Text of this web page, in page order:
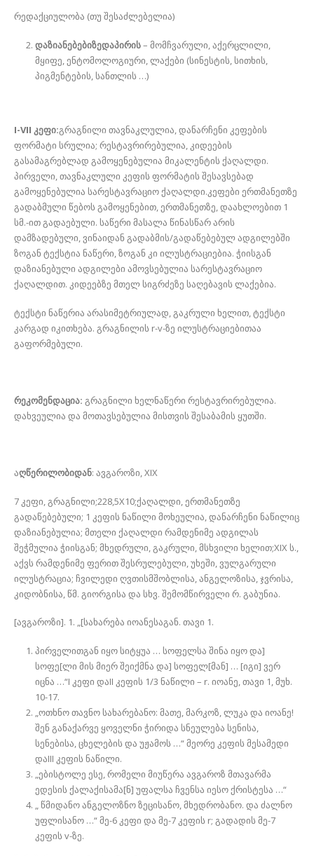
რედაქციულობა (თუ შესაძლებელია)
დაზიანებებიზედაპირის– მომჩვარული, აქერცლილი,
მყიფე, ენტომოლოგიური, ლაქები (სინესტის, სითხის,
პიგმენტების, სანთლის …)
I-VII კეფი:გრაგნილი თავნაკლულია, დანარჩენი კეფების
ფორმატი სრულია; რესტავრირებულია, კიდეების
გასამაგრებლად გამოყენებულია მიკალენტის ქაღალდი.
პირველი, თავნაკლული კეფის ფორმატის შესავსებად
გამოყენებულია სარესტავრაციო ქაღალდი.კეფები ერთმანეთზე
გადაბმული წებოს გამოყენებით, ერთმანეთზე, დაახლოებით 1
სმ.-ით გადაებული. საწერი მასალა წინასწარ არის
დამზადებული, ვინაიდან გადაბმის/გადაწებებულ ადგილებში
ზოგან ტექსტია ნაწერი, ზოგან კი ილუსტრაციებია. ჭიისგან
დაზიანებული ადგილები ამოვსებულია სარესტავრაციო
ქაღალდით. კიდეებზე მთელ სიგრძეზე საღებავის ლაქებია.
ტექსტი ნაწერია არასიმეტრიულად, გაკრული ხელით, ტექსტი
კარგად იკითხება. გრაგნილის r-v-ზე ილუსტრაციებითაა
გაფორმებული.
რეკომენდაცია: გრაგნილი ხელნაწერი რესტავრირებულია.
დახვეულია და მოთავსებულია მისთვის შესაბამის ყუთში.
აღწერილობიდან: ავგაროზი, XIX
7 კეფი, გრაგნილი;228,5X10;ქაღალდი, ერთმანეთზე
გადაწებებული; 1 კეფის ნაწილი მოხეულია, დანარჩენი ნაწილიც
დაზიანებულია; მთელი ქაღალდი რამდენიმე ადგილას
შეჭმულია ჭიისგან; მხედრული, გაკრული, მსხვილი ხელით;XIX ს.,
აქვს რამდენიმე ფერით შესრულებული, უხეში, ვულგარული
ილუსტრაცია; ჩვილედი ღვთისმშობლისა, ანგელოზისა, ჯვრისა,
კიდობნისა, წმ. გიორგისა და სხვ. შემომწირველი რ. გაბუნია.
[ავგაროზი]. 1. „[სახარება იოანესაგან. თავი 1.
პირველითგან იყო სიტყუა … სოფელსა შინა იყო და]
სოფე[ლი მის მიერ შეიქმნა და] სოფელ[მან] … [იგი] ვერ
იცნა …“I კეფი დაII კეფის 1/3 ნაწილი – r. იოანე, თავი 1, მუხ.
10-17.
„ოთხნო თავნო სახარებანო: მათე, მარკოზ, ლუკა და იოანე!
შენ განაქარვე ყოველნი ჭირიდა სნეულება სენისა,
სენებისა, ცხელების და უჟამოს …“ მეორე კეფის მესამედი
დაIII კეფის ნაწილი.
„ებისტოლე ესე, რომელი მიუწერა ავგაროზ მთავარმა
ედესის ქალაქისამა[ნ] უფალსა ჩვენსა იესო ქრისტესა …“
„ წმიდანო ანგელოზნო ზეცისანო, მხედრობანო. და ძალნო
უფლისანო …“ მე-6 კეფი და მე-7 კეფის r; გადადის მე-7
კეფის v-ზე.